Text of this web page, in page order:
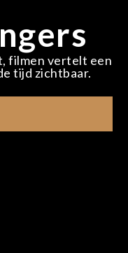
filmen vertelt een
tijd zichtbaar.